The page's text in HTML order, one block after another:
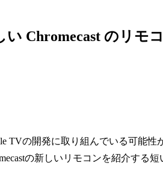
い Chromecast のリモ
TVの開発に取り組んでいる可能
の新しいリモコンを紹介する短